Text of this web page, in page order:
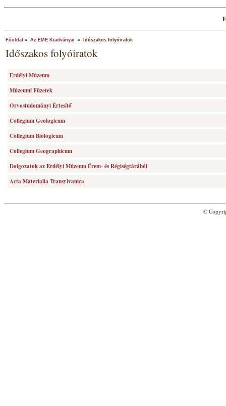
Főoldal » Az EME Kiadványai » Időszakos folyóiratok
Időszakos folyóiratok
Erdélyi Múzeum
Múzeumi Füzetek
Orvostudományi Értesí­tő
Collegium Geologicum
Collegium Biologicum
Collegium Geographicum
Dolgozatok az Erdélyi Múzeum Érem- és Régiségtárából
Acta Materialia Transylvanica
©